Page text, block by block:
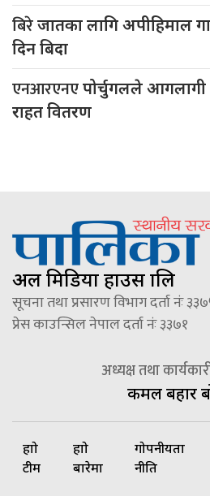
बिरेजातका लागि अपीहिमाल
दिन बिदा
एनआरएनएपोर्चुगलले आगलागी
राहत वितरण
अल मिडिया हाउस प्रालि
सूचना तथा प्रसारण विभाग दर्ता नंः
प्रेस काउन्सिल नेपाल दर्ता नंः ३३७१
अध्यक्ष तथा
कमल बहादुर
हाम्रो
टीम
हाम्रो
बारेमा
गोपनीयता
नीति